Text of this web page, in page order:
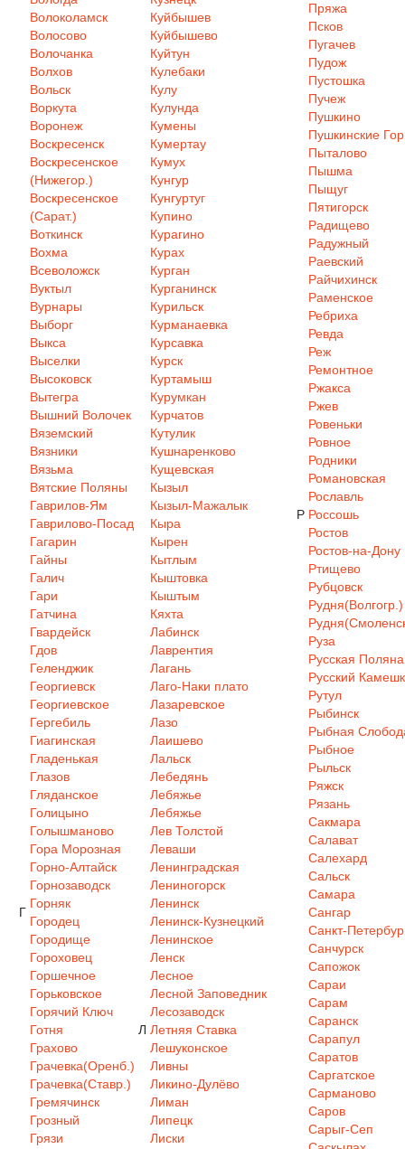
Волоколамск
Волосово
Волочанка
Волхов
Вольск
Воркута
Воронеж
Воскресенск
Воскресенское
(Нижегор.)
Воскресенское
(Сарат.)
Воткинск
Вохма
Всеволожск
Вуктыл
Вурнары
Выборг
Выкса
Выселки
Высоковск
Вытегра
Вышний Волочек
Вяземский
Вязники
Вязьма
Вятские Поляны
Г
Гаврилов-Ям
Гаврилово-Посад
Гагарин
Гайны
Галич
Гари
Гатчина
Гвардейск
Гдов
Геленджик
Георгиевск
Георгиевское
Гергебиль
Гиагинская
Гладенькая
Глазов
Гляданское
Голицыно
Голышманово
Гора Морозная
Горно-Алтайск
Горнозаводск
Горняк
Городец
Городище
Гороховец
Горшечное
Горьковское
Горячий Ключ
Готня
Грахово
Грачевка(Оренб.)
Грачевка(Ставр.)
Гремячинск
Грозный
Грязи
Куйбышев
Куйбышево
Куйтун
Кулебаки
Кулу
Кулунда
Кумены
Кумертау
Кумух
Кунгур
Кунгуртуг
Купино
Курагино
Курах
Курган
Курганинск
Курильск
Курманаевка
Курсавка
Курск
Куртамыш
Курумкан
Курчатов
Кутулик
Кушнаренково
Кущевская
Кызыл
Кызыл-Мажалык
Кыра
Кырен
Кытлым
Кыштовка
Кыштым
Кяхта
Л
Лабинск
Лаврентия
Лагань
Лаго-Наки плато
Лазаревское
Лазо
Лаишево
Лальск
Лебедянь
Лебяжье
Лебяжье
Лев Толстой
Леваши
Ленинградская
Лениногорск
Ленинск
Ленинск-Кузнецкий
Ленинское
Ленск
Лесное
Лесной Заповедник
Лесозаводск
Летняя Ставка
Лешуконское
Ливны
Ликино-Дулёво
Лиман
Липецк
Лиски
Пряжа
Псков
Пугачев
Пудож
Пустошка
Пучеж
Пушкино
Пушкинские
Пыталово
Пышма
Пыщуг
Пятигорск
Р
Радищево
Радужный
Раевский
Райчихинск
Раменское
Ребриха
Ревда
Реж
Ремонтное
Ржакса
Ржев
Ровеньки
Ровное
Родники
Романовская
Рославль
Россошь
Ростов
Ростов-на-Дону
Ртищево
Рубцовск
Рудня(Волгогр.)
Руза
Русская Поляна
Русский
Рутул
Рыбинск
Рыбная
Рыбное
Рыльск
Ряжск
Рязань
Сакмара
Салават
Салехард
Сальск
Самара
Сангар
Санкт-
Санчурск
Сапожок
Сараи
Сарам
Саранск
Сарапул
Саратов
Саргатское
Сарманово
Саров
Сарыг-Сеп